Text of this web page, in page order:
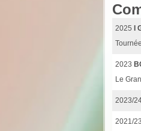
2025 I
Tournée
2023
Le
2023/
2021/23